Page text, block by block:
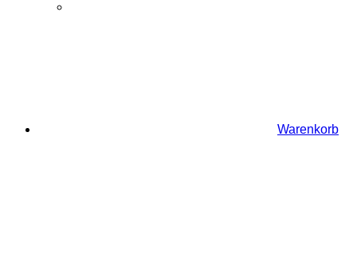
Warenkorb